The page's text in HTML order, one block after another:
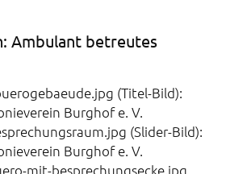
Ambulant betreutes
(Titel-Bild):
Burghof e. V.
(Slider-Bild):
Burghof e. V.
mit-besprechungsecke.jpg